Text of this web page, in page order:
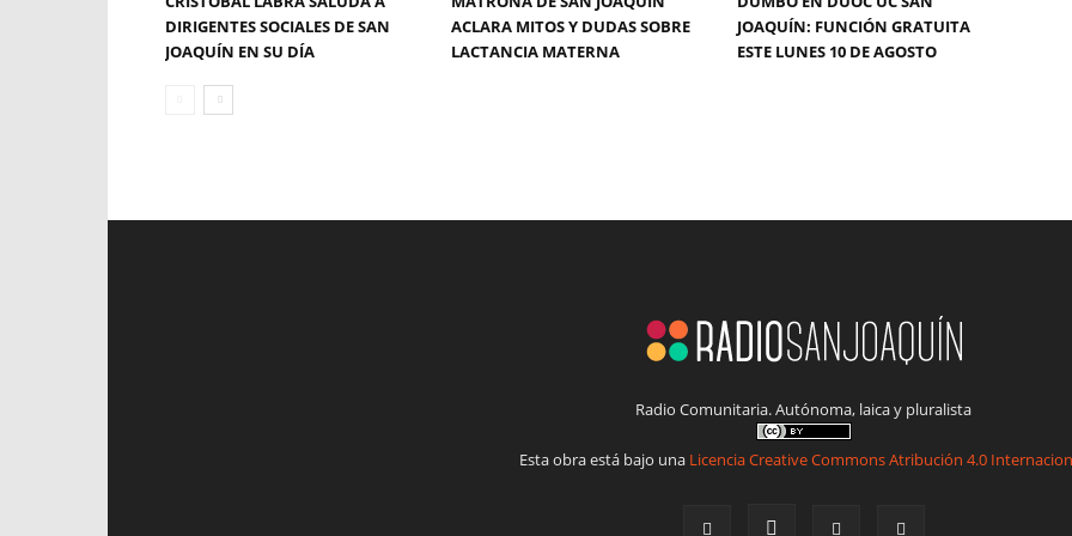
DIRIGENTES SOCIALES DE SAN
JOAQUÍN EN SU DÍA
ACLARA MITOS Y DUDAS SOBRE
LACTANCIA MATERNA
JOAQUÍN: FUNCIÓN GRATUITA
ESTE LUNES 10 DE AGOSTO
Radio Comunitaria. Autónoma, laica y pluralista
Esta obra está bajo una Licencia Creative Commons Atribución 4.0